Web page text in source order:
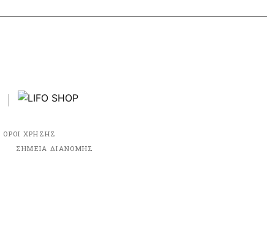
ΟΡΟΙ ΧΡΗΣΗΣ
ΣΗΜΕΙΑ ΔΙΑΝΟΜΗΣ